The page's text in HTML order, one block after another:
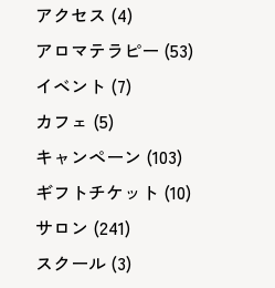
アクセス (4)
アロマテラピー (53)
イベント (7)
カフェ (5)
キャンペーン (103)
ギフトチケット (10)
サロン (241)
スクール (3)